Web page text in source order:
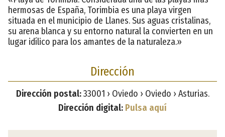
hermosas de España, Torimbia es una playa virgen
situada en el municipio de Llanes. Sus aguas cristalinas,
su arena blanca y su entorno natural la convierten en un
lugar idílico para los amantes de la naturaleza.»
Dirección
Dirección postal:33001 › Oviedo › Oviedo › Asturias.
Dirección digital: Pulsa aquí